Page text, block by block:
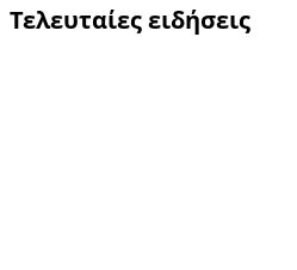
Τελευταίες ειδήσεις